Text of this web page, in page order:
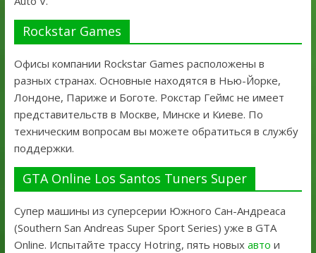
Rockstar Games
Офисы компании Rockstar Games расположены в
разных странах. Основные находятся в Нью-Йорке,
Лондоне, Париже и Боготе. Рокстар Геймс не имеет
представительств в Москве, Минске и Киеве. По
техническим вопросам вы можете обратиться в службу
поддержки.
GTA Online Los Santos Tuners Super
Супер машины из суперсерии Южного Сан-Андреаса
(Southern San Andreas Super Sport Series) уже в GTA
Online. Испытайте трассу Hotring, пять новых авто и